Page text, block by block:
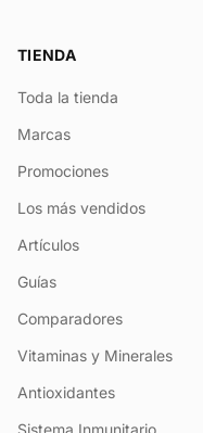
TIENDA
Toda la tienda
Marcas
Promociones
Los más vendidos
Artículos
Guías
Comparadores
Vitaminas y Minerales
Antioxidantes
Sistema Inmunitario